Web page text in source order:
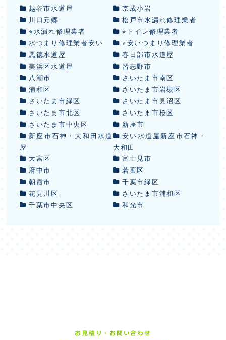
越谷市水道屋
京成小岩
川口元郷
松戸市水漏れ修理業者
⭐︎水漏れ修理業者
⭐︎トイレ修理業者
水つまり修理業者安い
⭐︎安いつまり修理業者
悪徳水道屋
春日部市水道屋
美浜区水道屋
習志野市
八潮市
さいたま市南区
浦和区
さいたま市岩槻区
さいたま市緑区
さいたま市見沼区
さいたま市北区
さいたま市桜区
さいたま市中央区
新座市
新座市石神・大和田水道
屋
安い水道屋新座市石神・
大和田
大宮区
富士見市
府中市
若葉区
朝霞市
千葉市緑区
花見川区
さいたま市浦和区
千葉市中央区
和光市
お見積り・お問い合わせ